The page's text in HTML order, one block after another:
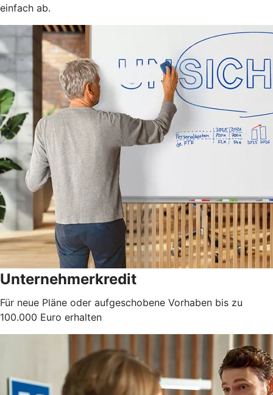
einfach ab.
Unternehmerkredit
Für neue Pläne oder aufgeschobene Vorhaben bis zu
100.000 Euro erhalten